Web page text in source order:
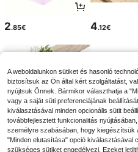
2.85€ 4.12€
A weboldalunkon sütiket és hasonló
biztosítsuk az Ön által kért szolgáltatást,
nyújtsuk Önnek. Bármikor választhatja a
vagy a saját süti preferenciájának
kiválasztásával minden opcionális sütit
továbbfejlesztett funkcionalitás
személyre szabásában, hogy kiegészítsük
"Minden elutasítása" opció kiválasztásával
szükséges sütiket engedélyezi. Ezeket